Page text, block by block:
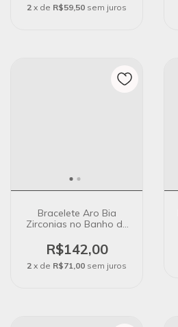
2 x de R$59,50 sem juros
Bracelete Aro Bia
Zirconias no Banho de
R$142,00
2 x de R$71,00 sem juros